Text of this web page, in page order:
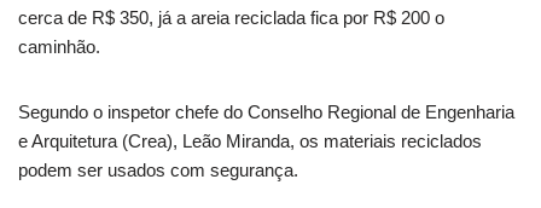
cerca de R$ 350, já a areia reciclada fica por R$ 200 o
caminhão.
Segundo o inspetor chefe do Conselho Regional de Engenharia
e Arquitetura (Crea), Leão Miranda, os materiais reciclados
podem ser usados com segurança.